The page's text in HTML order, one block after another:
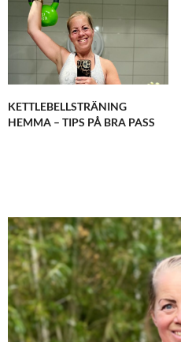
OKTOBER 1, 2015 KL. 8:08
jag ser fram emot
MATSDOTTER
När motivationen
för at jag ska få till
jag gillar också att
OKTOBER 2, 2015 KL. 2:41
snooza! Det är ju
KETTLEBELLSTRÄNING
HEMMA – TIPS PÅ BRA PASS